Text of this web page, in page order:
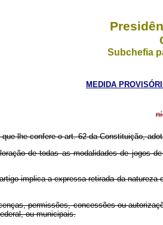
Subchefia
MEDIDA
lhe confere o art. 62 da Constituição,
de todas as modalidades de jogos
implica a expressa retirada da natureza
permissões, concessões ou
ou municipais.